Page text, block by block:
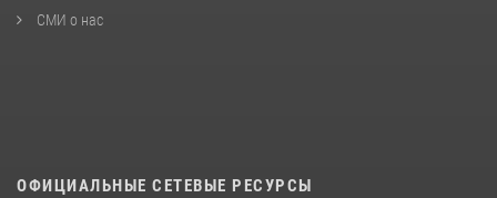
СМИ о нас
ОФИЦИАЛЬНЫЕ СЕТЕВЫЕ РЕСУРСЫ